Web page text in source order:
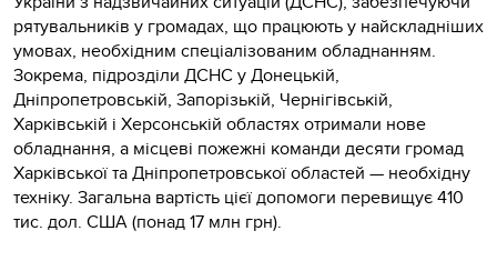
рятувальників у громадах, що працюють у найскладніших
умовах, необхідним спеціалізованим обладнанням.
Зокрема, підрозділи ДСНС у Донецькій,
Дніпропетровській, Запорізькій, Чернігівській,
Харківській і Херсонській областях отримали нове
обладнання, а місцеві пожежні команди десяти громад
Харківської та Дніпропетровської областей — необхідну
техніку. Загальна вартість цієї допомоги перевищує 410
тис. дол. США (понад 17 млн грн).